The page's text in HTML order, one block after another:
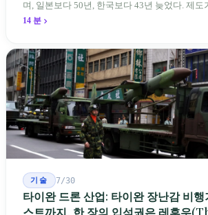
며, 일본보다 50년, 한국보다 43년 늦었다. 제도
자 제도는 이미 1970-80년대 산업화 과정에서
14 분
기술 7/30
타이완 드론 산업: 타이완 장난감 비